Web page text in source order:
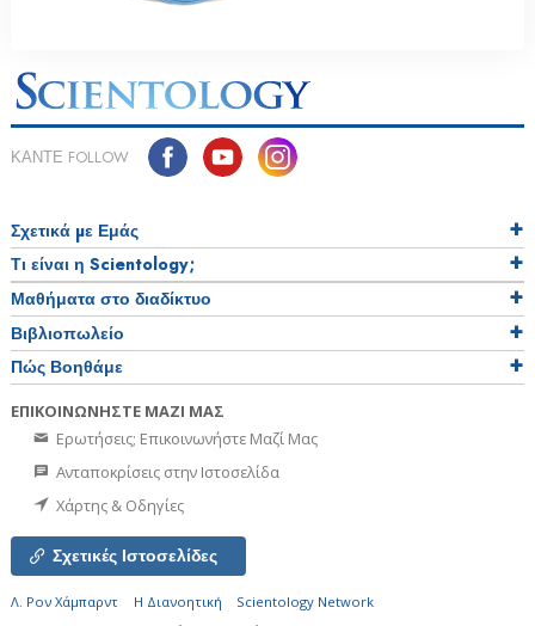
ΚΑΝΤΕ FOLLOW
Σχετικά µε Εμάς
Τι είναι η Scientology;
Μαθήματα στο διαδίκτυο
Βιβλιοπωλείο
Πώς Βοηθάμε
ΕΠΙΚΟΙΝΩΝΗΣΤΕ ΜΑΖΙ ΜΑΣ
Ερωτήσεις; Επικοινωνήστε Μαζί Μας
Ανταποκρίσεις στην Ιστοσελίδα
Χάρτης & Οδηγίες
Σχετικές Ιστοσελίδες
Λ. Ρον Χάμπαρντ Η Διανοητική
Scientology Network